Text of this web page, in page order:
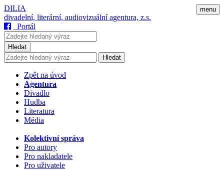
menu
DILIA
divadelní, literární, audiovizuální agentura, z.s.
Portál
Hledat
Hledat
Zpět na úvod
Agentura
Divadlo
Hudba
Literatura
Média
Kolektivní správa
Pro autory
Pro nakladatele
Pro uživatele